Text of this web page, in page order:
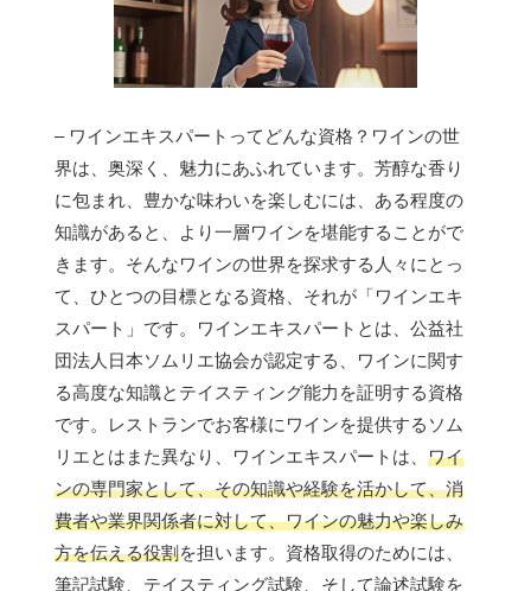
– ワインエキスパートってどんな資格？ワインの世
界は、奥深く、魅力にあふれています。芳醇な香り
に包まれ、豊かな味わいを楽しむには、ある程度の
知識があると、より一層ワインを堪能することがで
きます。そんなワインの世界を探求する人々にとっ
て、ひとつの目標となる資格、それが「ワインエキ
スパート」です。ワインエキスパートとは、公益社
団法人日本ソムリエ協会が認定する、ワインに関す
る高度な知識とテイスティング能力を証明する資格
です。レストランでお客様にワインを提供するソム
リエとはまた異なり、ワインエキスパートは、 ワイ
ンの専門家として、その知識や経験を活かして、消
費者や業界関係者に対して、ワインの魅力や楽しみ
方を伝える役割を担います。資格取得のためには、
筆記試験、テイスティング試験、そして論述試験を